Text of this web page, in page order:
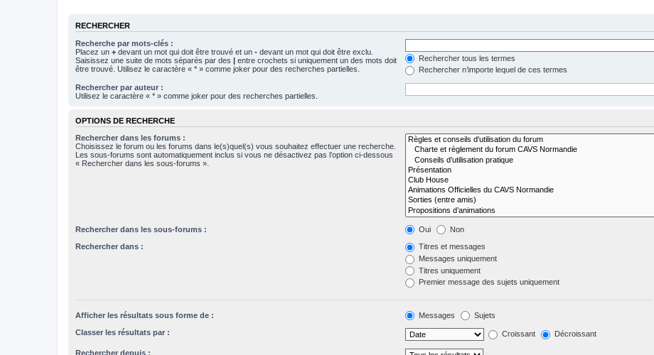
RECHERCHER
Recherche par mots-clés :
Placez un + devant un mot qui doit être trouvé et un - devant un mot qui doit être exclu.
Saisissez une suite de mots séparés par des | entre crochets si uniquement un des mots doit
être trouvé. Utilisez le caractère « * » comme joker pour des recherches partielles.
Rechercher tous les termes
Rechercher n’importe lequel de ces termes
Rechercher par auteur :
Utilisez le caractère « * » comme joker pour des recherches partielles.
OPTIONS DE RECHERCHE
Rechercher dans les forums :
Choisissez le forum ou les forums dans le(s)quel(s) vous souhaitez effectuer une recherche.
Les sous-forums sont automatiquement inclus si vous ne désactivez pas l’option ci-dessous
« Rechercher dans les sous-forums ».
Rechercher dans les sous-forums : Oui Non
Rechercher dans :
Titres et messages
Messages uniquement
Titres uniquement
Premier message des sujets uniquement
Afficher les résultats sous forme de : Messages Sujets
Classer les résultats par : Croissant Décroissant
Rechercher depuis :